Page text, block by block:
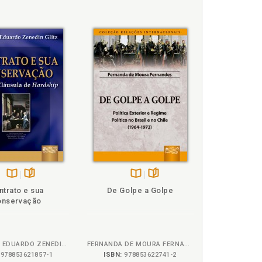
da FAAP (Fundação Armando Alvares
visitante do Departamento de História da
Universidade de Brasília e Presidente da ABRI –
de Relações Internacionais (MGIMO) junto ao
do Centro dos Estudos Ibero-Americanos da
de Ciências da Rússia
Brasília; Doutorando em História Cultural pela
Anhanguera de Brasília.
University of Tartu, Estônia.
e sua
FREDERICO EDUARDO ZENEDIN GLITZ
978853621857-1
na
De Golpe a Golpe
FERNANDA DE MOURA FERNANDES
ISBN: 978853622741-2